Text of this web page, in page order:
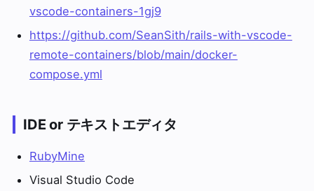
vscode-containers-1gj9
https://github.com/SeanSith/rails-with-vscode-
remote-containers/blob/main/docker-
compose.yml
IDE or テキストエディタ
RubyMine
Visual Studio Code